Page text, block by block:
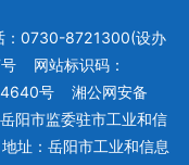
：0730-8721300(设办
网站标识码：
号
湘公网安备
阳市监委驻市工业和信
地址：岳阳市工业和信息